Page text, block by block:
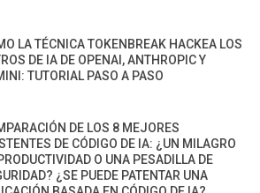
LA TÉCNICA TOKENBREAK HACKEA LOS
DE IA DE OPENAI, ANTHROPIC Y
TUTORIAL PASO A PASO
DE LOS 8 MEJORES
DE CÓDIGO DE IA: ¿UN MILAGRO
O UNA PESADILLA DE
¿SE PUEDE PATENTAR UNA